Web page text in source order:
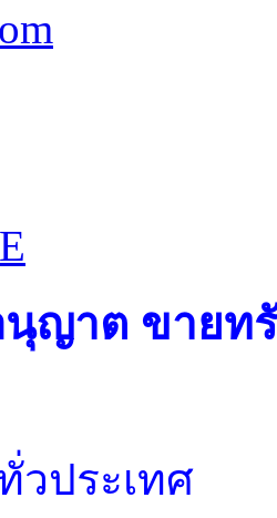
ญาต ขายท
วประเทศ